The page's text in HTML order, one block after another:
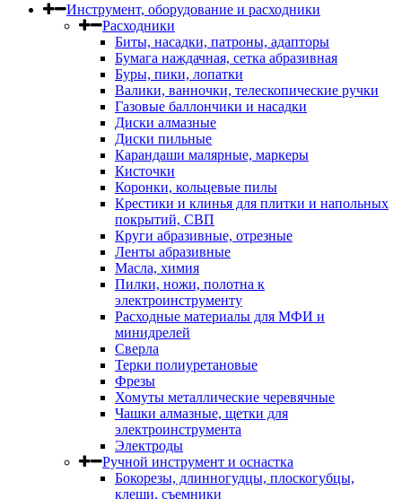
Инструмент, оборудование и расходники
Расходники
Биты, насадки, патроны, адапторы
Бумага наждачная, сетка абразивная
Буры, пики, лопатки
Валики, ванночки, телескопические ручки
Газовые баллончики и насадки
Диски алмазные
Диски пильные
Карандаши малярные, маркеры
Кисточки
Коронки, кольцевые пилы
Крестики и клинья для плитки и напольных
покрытий, СВП
Круги абразивные, отрезные
Ленты абразивные
Масла, химия
Пилки, ножи, полотна к
электроинструменту
Расходные материалы для МФИ и
минидрелей
Сверла
Терки полиуретановые
Фрезы
Хомуты металлические черевячные
Чашки алмазные, щетки для
электроинструмента
Электроды
Ручной инструмент и оснастка
Бокорезы, длинногудцы, плоскогубцы,
клещи, съемники